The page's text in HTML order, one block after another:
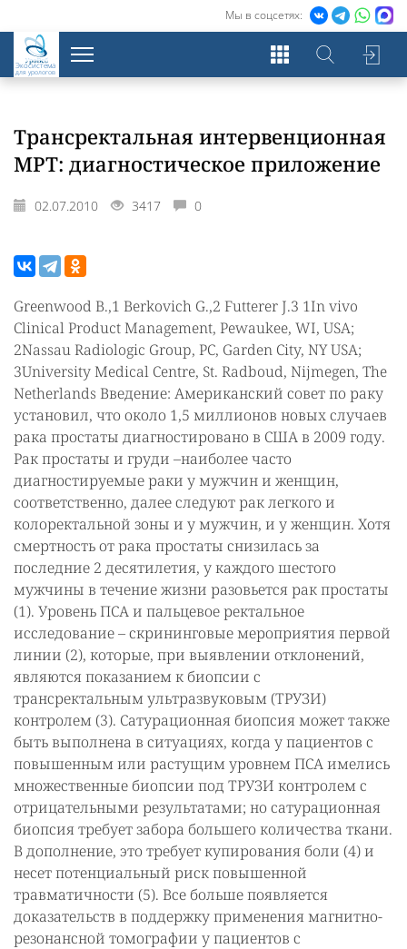
Мы в соцсетях:
Экосистема
для урологов
Трансректальная интервенционная
МРТ: диагностическое приложение
02.07.2010 3417 0
Greenwood B.,1 Berkovich G.,2 Futterer J.3 1In vivo
Clinical Product Management, Pewaukee, WI, USA;
2Nassau Radiologic Group, PC, Garden City, NY USA;
3University Medical Centre, St. Radboud, Nijmegen, The
Netherlands Введение: Американский совет по раку
установил, что около 1,5 миллионов новых случаев
рака простаты диагностировано в США в 2009 году.
Рак простаты и груди –наиболее часто
диагностируемые раки у мужчин и женщин,
соответственно, далее следуют рак легкого и
колоректальной зоны и у мужчин, и у женщин. Хотя
смертность от рака простаты снизилась за
последние 2 десятилетия, у каждого шестого
мужчины в течение жизни разовьется рак простаты
(1). Уровень ПСА и пальцевое ректальное
исследование – скрининговые мероприятия первой
линии (2), которые, при выявлении отклонений,
являются показанием к биопсии с
трансректальным ультразвуковым (ТРУЗИ)
контролем (3). Сатурационная биопсия может также
быть выполнена в ситуациях, когда у пациентов с
повышенным или растущим уровнем ПСА имелись
множественные биопсии под ТРУЗИ контролем с
отрицательными результатами; но сатурационная
биопсия требует забора большего количества ткани.
В дополнение, это требует купирования боли (4) и
несет потенциальный риск повышенной
травматичности (5). Все больше появляется
доказательств в поддержку применения магнитно-
резонансной томографии у пациентов с